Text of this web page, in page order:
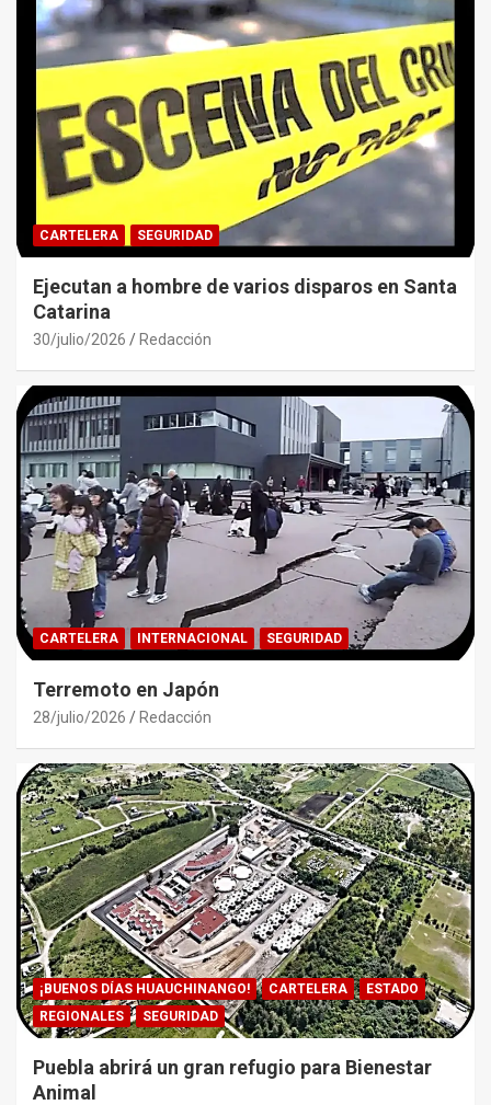
CARTELERA SEGURIDAD
Ejecutan a hombre de varios disparos en Santa
Catarina
30/julio/2026 Redacción
CARTELERA INTERNACIONAL SEGURIDAD
Terremoto en Japón
28/julio/2026 Redacción
¡BUENOS DÍAS HUAUCHINANGO! CARTELERA
ESTADO
REGIONALES
SEGURIDAD
Puebla abrirá un gran refugio para Bienestar
Animal